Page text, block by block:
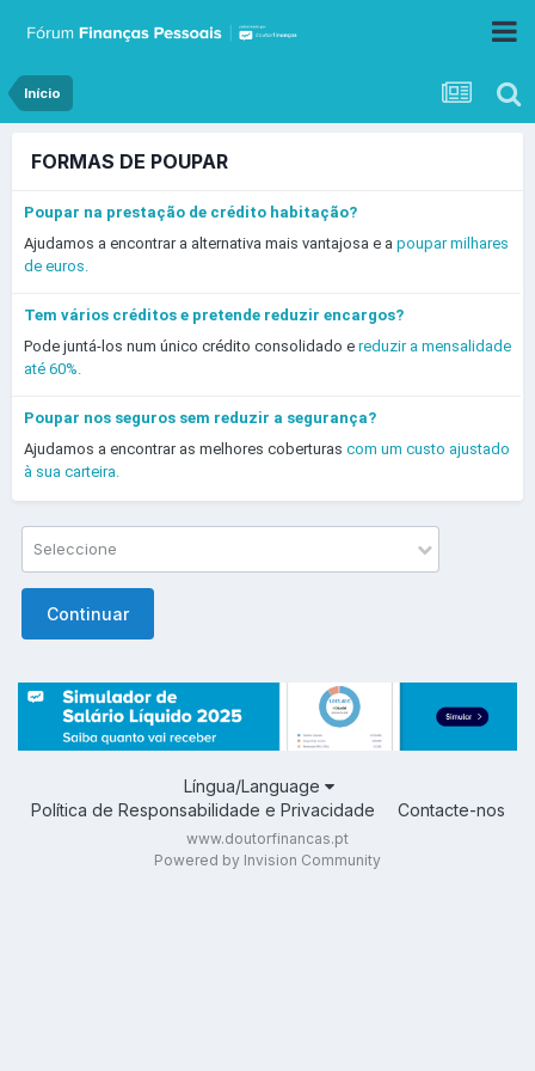
Início
FORMAS DE POUPAR
Poupar na prestação de crédito habitação?
Ajudamos a encontrar a alternativa mais vantajosa e a poupar milhares
de euros.
Tem vários créditos e pretende reduzir encargos?
Pode juntá-los num único crédito consolidado e reduzir a mensalidade
até 60%.
Poupar nos seguros sem reduzir a segurança?
Ajudamos a encontrar as melhores coberturas com um custo ajustado
à sua carteira.
Seleccione
Continuar
Língua/Language
Política de Responsabilidade e Privacidade
Contacte-nos
www.doutorfinancas.pt
Powered by Invision Community